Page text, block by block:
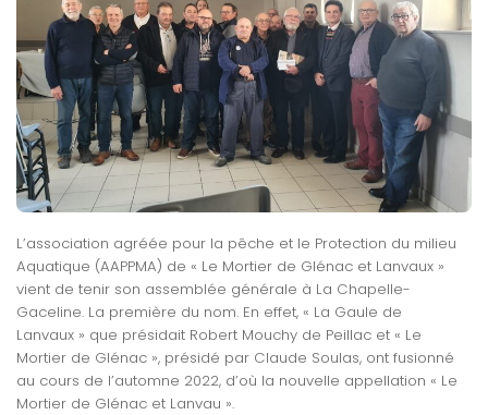
L’association agréée pour la pêche et le Protection du milieu
Aquatique (AAPPMA) de « Le Mortier de Glénac et Lanvaux »
vient de tenir son assemblée générale à La Chapelle-
Gaceline. La première du nom. En effet, « La Gaule de
Lanvaux » que présidait Robert Mouchy de Peillac et « Le
Mortier de Glénac », présidé par Claude Soulas, ont fusionné
au cours de l’automne 2022, d’où la nouvelle appellation « Le
Mortier de Glénac et Lanvau ».